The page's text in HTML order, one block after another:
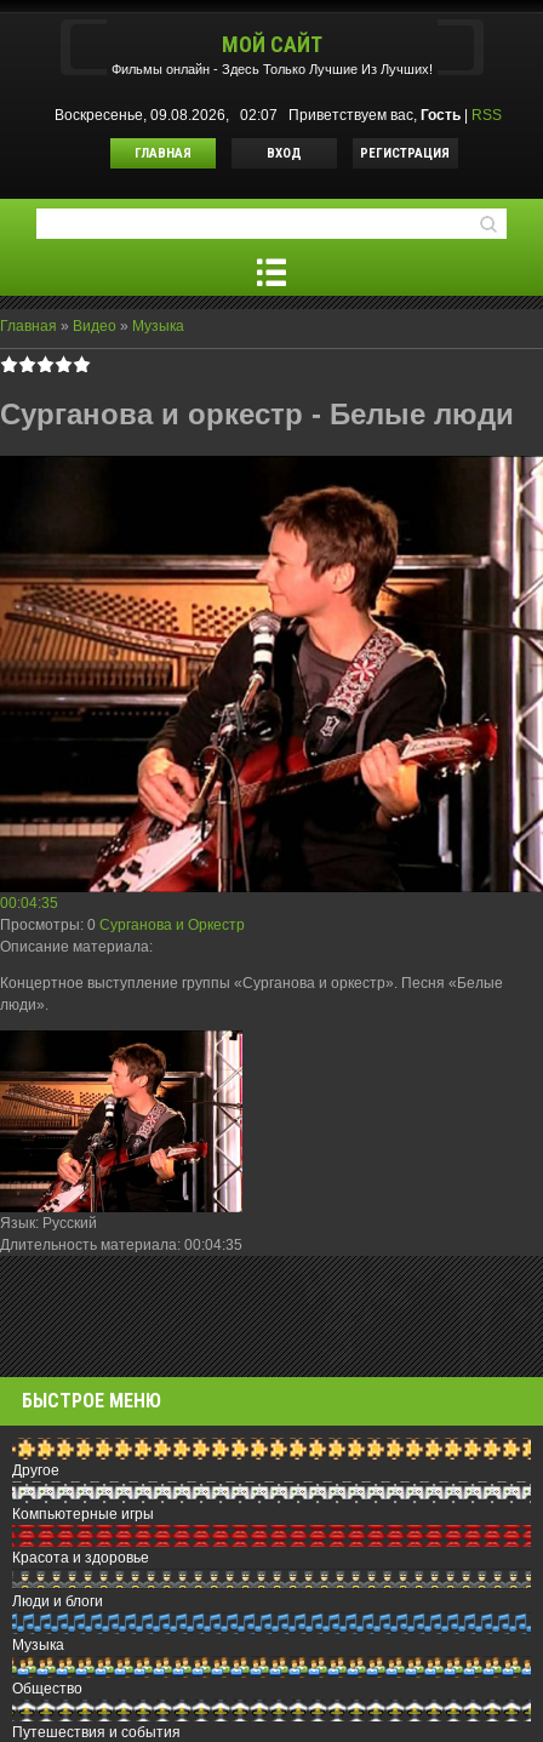
МОЙ САЙТ
Фильмы oнлайн - Здесь Только Лучшие Из Лучших!
Воскресенье, 09.08.2026, 02:07 Приветствуем вас, Гость| RSS
ГЛАВНАЯ ВХОД РЕГИСТРАЦИЯ
Главная » Видео » Музыка
Сурганова и оркестр - Белые люди
00:04:35
Просмотры: 0 Сурганова и Оркестр
Описание материала:
Концертное выступление группы «Сурганова и оркестр». Песня «Белые
люди».
Язык: Русский
Длительность материала: 00:04:35
БЫСТРОЕ МЕНЮ
Другое
Компьютерные игры
Красота и здоровье
Люди и блоги
Музыка
Общество
Путешествия и события